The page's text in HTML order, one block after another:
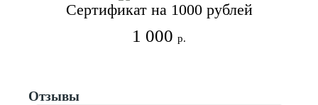
Сертификат на 1000 рублей
1 000 р.
Отзывы